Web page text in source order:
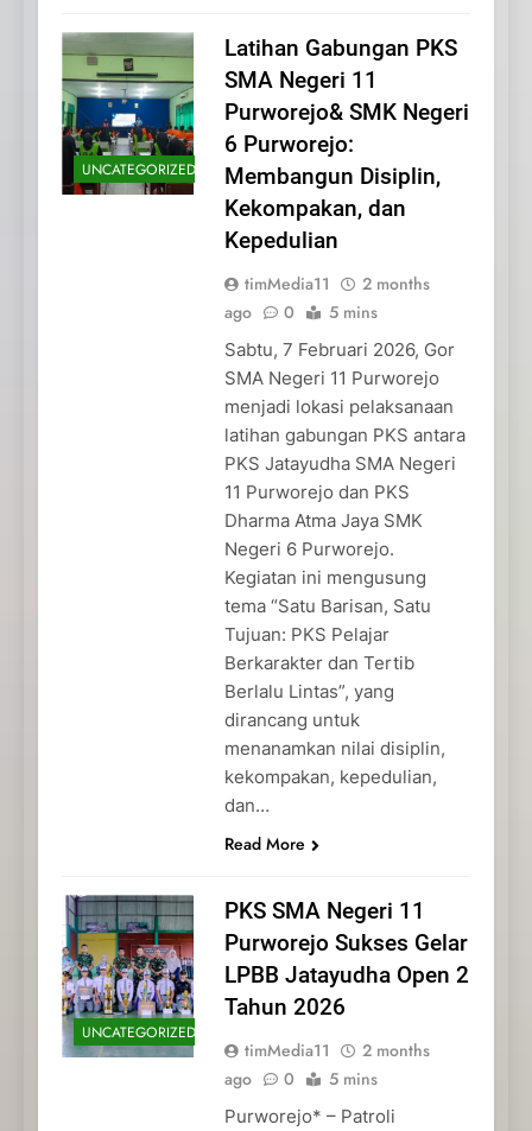
UNCATEGORIZED
Latihan Gabungan PKS
SMA Negeri 11
Purworejo& SMK Negeri
6 Purworejo:
Membangun Disiplin,
Kekompakan, dan
Kepedulian
timMedia11
2 months
ago
0 5 mins
Sabtu, 7 Februari 2026, Gor
SMA Negeri 11 Purworejo
menjadi lokasi pelaksanaan
latihan gabungan PKS antara
PKS Jatayudha SMA Negeri
11 Purworejo dan PKS
Dharma Atma Jaya SMK
Negeri 6 Purworejo.
Kegiatan ini mengusung
tema “Satu Barisan, Satu
Tujuan: PKS Pelajar
Berkarakter dan Tertib
Berlalu Lintas”, yang
dirancang untuk
menanamkan nilai disiplin,
kekompakan, kepedulian,
dan…
Read More
UNCATEGORIZED
PKS SMA Negeri 11
Purworejo Sukses Gelar
LPBB Jatayudha Open 2
Tahun 2026
timMedia11
2 months
ago
0 5 mins
Purworejo* – Patroli